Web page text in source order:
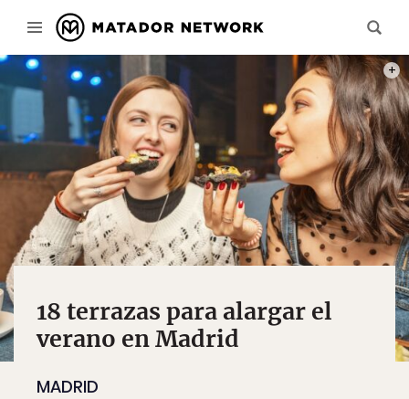
FOTO:
18 terrazas para alargar el
verano en Madrid
MADRID